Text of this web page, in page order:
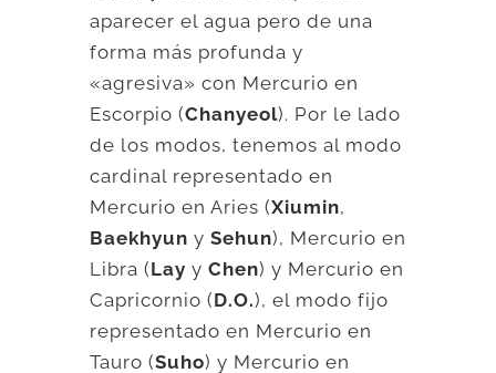
aparecer el agua pero de una
forma más profunda y
«agresiva» con Mercurio en
Escorpio (Chanyeol). Por le lado
de los modos, tenemos al modo
cardinal representado en
Mercurio en Aries (Xiumin,
Baekhyun ySehun), Mercurio en
Libra (Lay yChen) y Mercurio en
Capricornio (D.O.), el modo fijo
representado en Mercurio en
Tauro (Suho) y Mercurio en